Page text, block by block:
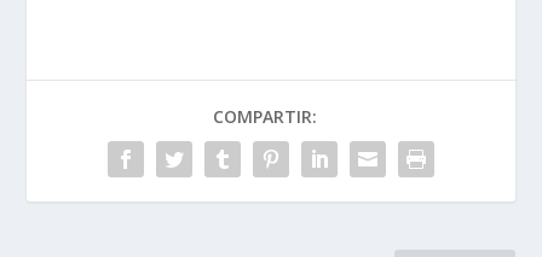
COMPARTIR: